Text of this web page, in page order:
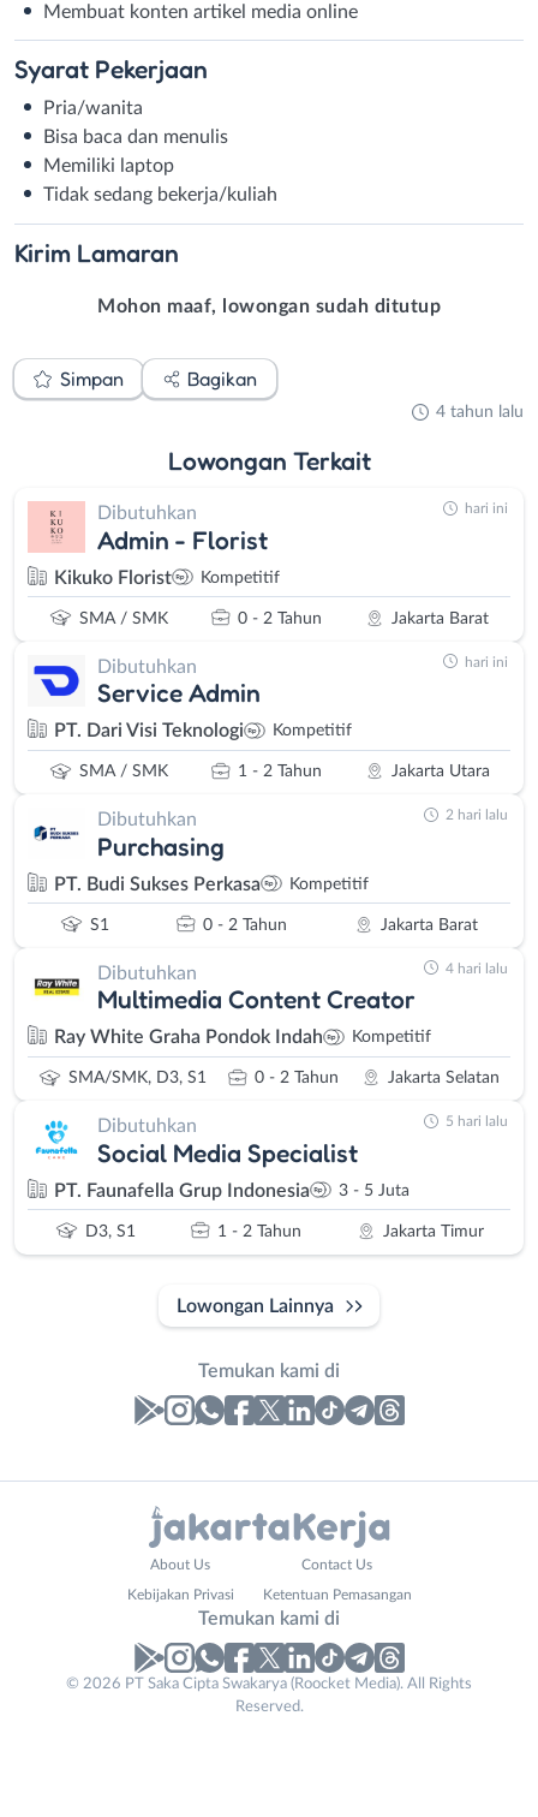
Membuat konten artikel media online
Syarat Pekerjaan
Pria/wanita
Bisa baca dan menulis
Memiliki laptop
Tidak sedang bekerja/kuliah
Kirim Lamaran
Mohon maaf, lowongan sudah ditutup
Simpan Bagikan
4 tahun lalu
Lowongan Terkait
Dibutuhkan
Admin - Florist
Kikuko Florist Kompetitif
SMA / SMK 0 - 2 Tahun Jakarta Barat
hari ini
Dibutuhkan
Service Admin
PT. Dari Visi Teknologi Kompetitif
SMA / SMK 1 - 2 Tahun Jakarta Utara
hari ini
Dibutuhkan
Purchasing
PT. Budi Sukses Perkasa Kompetitif
S1 0 - 2 Tahun Jakarta Barat
2 hari lalu
Dibutuhkan
Multimedia Content Creator
Ray White Graha Pondok Indah Kompetitif
SMA/SMK, D3, S1 0 - 2 Tahun Jakarta Selatan
4 hari lalu
Dibutuhkan
Social Media Specialist
PT. Faunafella Grup Indonesia 3 - 5 Juta
D3, S1 1 - 2 Tahun Jakarta Timur
5 hari lalu
Lowongan Lainnya
Temukan kami di
No. Telp /
About Us Contact Us
Kebijakan Privasi Ketentuan Pemasangan
Temukan kami di
© 2026 PT Saka Cipta Swakarya (Roocket Media). All Rights
Reserved.